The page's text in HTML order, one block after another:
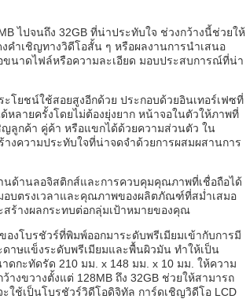
ไปจนถึง 32GB ที่น่าประทับใจ ช่วงกว้างนี้ช่วยให้
ำเชิญทางวิดีโอสั้น ๆ หรือผลงานการนำเสนอ
นาดไฟล์หรือความละเอียด มอบประสบการณ์ที่น่า
โยชน์ใช้สอยสูงอีกด้วย ประกอบด้วยอินเทอร์เฟซที่
ลายครั้งโดยไม่ต้องยุ่งยาก หน้าจอในตัวให้ภาพที่
ลูกค้า คู่ค้า หรือแขกได้ด้วยความส่วนตัว ใน
งความประทับใจที่น่าจดจำด้วยการผสมผสานการ
ด้านลอจิสติกส์และการควบคุมคุณภาพที่เชื่อถือได้
อบตรงเวลาและคุณภาพของผลิตภัณฑ์ที่สม่ำเสมอ
ร้างผลกระทบต่อกลุ่มเป้าหมายของคุณ
งโบรชัวร์ที่พิมพ์ออกมาระดับพรีเมียมเข้ากับการมี
าษแข็งระดับพรีเมียมและพื้นผิวมัน ทำให้เป็น
กะทัดรัด 210 มม. x 148 มม. x 10 มม. ให้ความ
งขวางตั้งแต่ 128MB ถึง 32GB ช่วยให้สามารถ
ใช้เป็นโบรชัวร์วิดีโอดิจิทัล การ์ดเชิญวิดีโอ LCD